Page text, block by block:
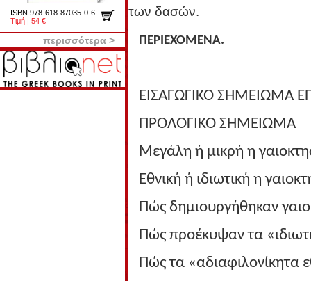
ISBN 978-618-87035-0-6
Τιμή | 54 €
περισσότερα >
των δασών.
ΠΕΡΙΕΧΟΜΕΝΑ.
ΕΙΣΑΓΩΓΙΚΟ ΣΗΜΕΙΩΜΑ
ΠΡΟΛΟΓΙΚΟ ΣΗΜΕΙΩΜΑ
Μεγάλη ή μικρή η
Εθνική ή ιδιωτική η
Πώς δημιουργήθηκαν
Πώς προέκυψαν τα
Πώς τα